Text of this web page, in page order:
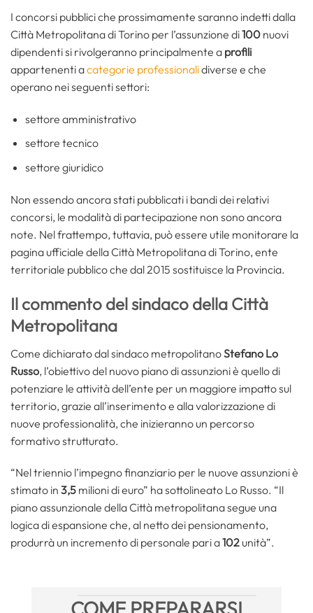
I concorsi pubblici che prossimamente saranno indetti dalla
Città Metropolitana di Torino per l’assunzione di100 nuovi
dipendenti si rivolgeranno principalmente a profili
appartenenti acategorie professionalidiverse e che
operano nei seguenti settori:
settore amministrativo
settore tecnico
settore giuridico
Non essendo ancora stati pubblicati i bandi dei relativi
concorsi, le modalità di partecipazione non sono ancora
note. Nel frattempo, tuttavia, può essere utile monitorare la
pagina ufficiale della Città Metropolitana di Torino, ente
territoriale pubblico che dal 2015 sostituisce la Provincia.
Il commento del sindaco della Città
Metropolitana
Come dichiarato dal sindaco metropolitanoStefano Lo
Russo, l’obiettivo del nuovo piano di assunzioni è quello di
potenziare le attività dell’ente per un maggiore impatto sul
territorio, grazie all’inserimento e alla valorizzazione di
nuove professionalità, che inizieranno un percorso
formativo strutturato.
“Nel triennio l’impegno finanziario per le nuove assunzioni è
stimato in 3,5 milioni di euro” ha sottolineato Lo Russo. “Il
piano assunzionale della Città metropolitana segue una
logica di espansione che, al netto dei pensionamento,
produrrà un incremento di personale pari a102 unità”.